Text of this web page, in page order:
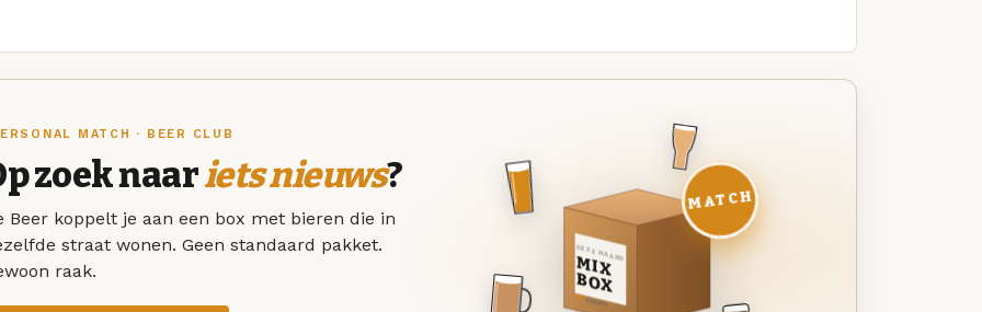
MATCH · BEER CLUB
zoek naariets nieuws?
Beer koppelt je aan een box met bieren die in
straat wonen. Geen standaard pakket.
raak.
DEZE MAAND
MIX
BOX
8 BIEREN
MATCH